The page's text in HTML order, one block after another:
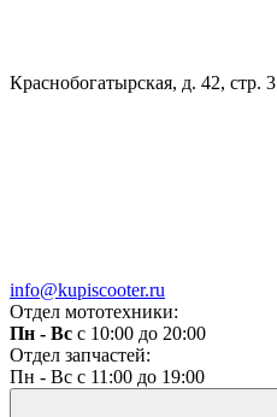
Краснобогатырская, д. 42, стр. 3
info@kupiscooter.ru
Отдел мототехники:
Пн - Вс с 10:00 до 20:00
Отдел запчастей:
Пн - Вс с 11:00 до 19:00